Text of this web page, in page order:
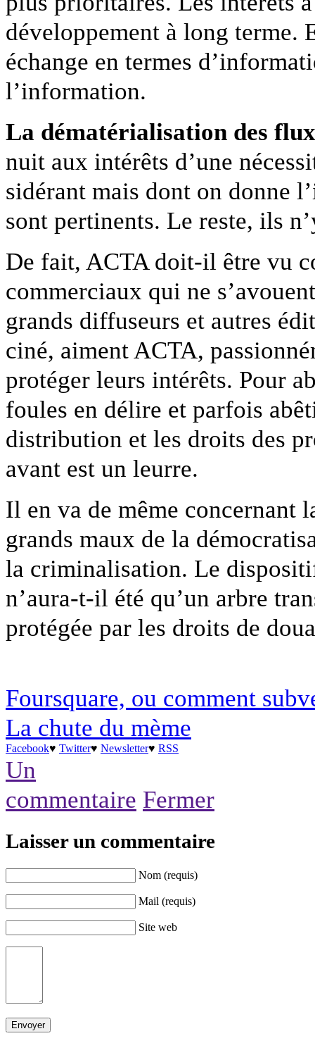
développement à long terme.
échange en termes
l’information.
La dématérialisation des
nuit aux intérêts d’une
sidérant mais dont on donne
sont pertinents. Le reste, ils
De fait, ACTA doit-il être vu
commerciaux qui ne
grands diffuseurs et autres
ciné, aiment ACTA,
protéger leurs intérêts. Pour
foules en délire et parfois
distribution et les droits des
avant est un leurre.
Il en va de même concernant
grands maux de la
la criminalisation. Le
n’aura-t-il été qu’un arbre
protégée par les droits de
Foursquare, ou comment
La chute du mème
Facebook♥ Twitter♥ Newsletter♥ RSS
Un
commentaire Fermer
Laisser un commentaire
Nom (requis)
Mail (requis)
Site web